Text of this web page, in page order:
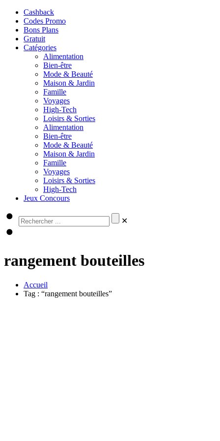
Cashback
Codes Promo
Bons Plans
Gratuit
Catégories
Alimentation
Bien-être
Mode & Beauté
Maison & Jardin
Famille
Voyages
High-Tech
Loisirs & Sorties
Alimentation
Bien-être
Mode & Beauté
Maison & Jardin
Famille
Voyages
Loisirs & Sorties
High-Tech
Jeux Concours
✕
rangement bouteilles
Accueil
Tag : “rangement bouteilles”